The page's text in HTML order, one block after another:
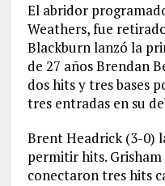
El abridor
Weathers, fue
Blackburn lanzó la
de 27 años Brendan
dos hits y tres bases
tres entradas en su
Brent Headrick (3-0)
permitir hits.
conectaron tres hits